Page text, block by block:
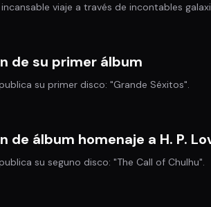
viaje a través de incontables
de su primer álbum
su primer disco: "Grande Séxitos".
de álbum homenaje a H. P.
su seguno disco: "The Call of Chulhu".